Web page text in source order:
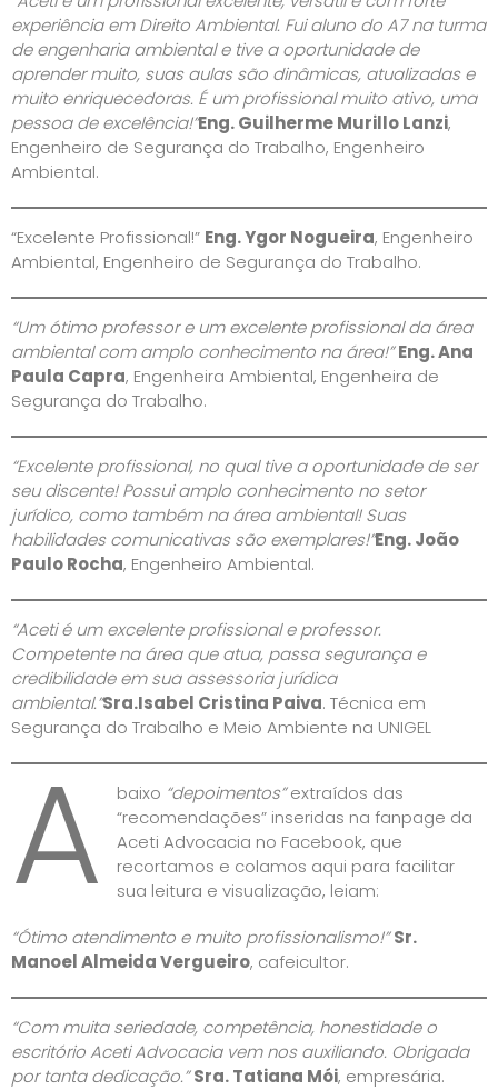
experiência em Direito Ambiental. Fui aluno do A7 na turma
de engenharia ambiental e tive a oportunidade de
aprender muito, suas aulas são dinâmicas, atualizadas e
muito enriquecedoras. É um profissional muito ativo, uma
pessoa de excelência!”Eng. Guilherme Murillo Lanzi,
Engenheiro de Segurança do Trabalho, Engenheiro
Ambiental.
“Excelente Profissional!” Eng. Ygor Nogueira, Engenheiro
Ambiental, Engenheiro de Segurança do Trabalho.
“Um ótimo professor e um excelente profissional da área
ambiental com amplo conhecimento na área!” Eng. Ana
Paula Capra, Engenheira Ambiental, Engenheira de
Segurança do Trabalho.
“Excelente profissional, no qual tive a oportunidade de ser
seu discente! Possui amplo conhecimento no setor
jurídico, como também na área ambiental! Suas
habilidades comunicativas são exemplares!”Eng. João
Paulo Rocha, Engenheiro Ambiental.
“Aceti é um excelente profissional e professor.
Competente na área que atua, passa segurança e
credibilidade em sua assessoria jurídica
ambiental.”Sra.Isabel Cristina Paiva. Técnica em
Segurança do Trabalho e Meio Ambiente na UNIGEL
A baixo “depoimentos”extraídos das
“recomendações” inseridas na fanpage da
Aceti Advocacia no Facebook, que
recortamos e colamos aqui para facilitar
sua leitura e visualização, leiam:
“Ótimo atendimento e muito profissionalismo!” Sr.
Manoel Almeida Vergueiro, cafeicultor.
“Com muita seriedade, competência, honestidade o
escritório Aceti Advocacia vem nos auxiliando. Obrigada
por tanta dedicação.” Sra. Tatiana Mói, empresária.